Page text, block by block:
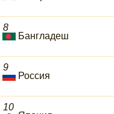
8
Бангладеш
9
Россия
10